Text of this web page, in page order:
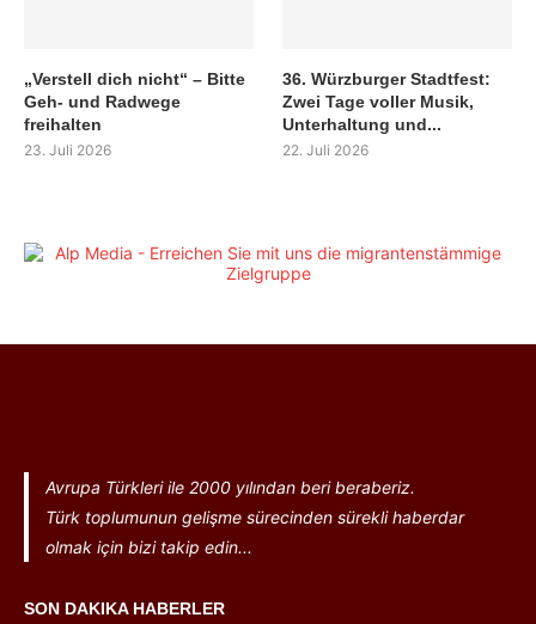
„Verstell dich nicht“ – Bitte
Geh- und Radwege
freihalten
23. Juli 2026
36. Würzburger Stadtfest:
Zwei Tage voller Musik,
Unterhaltung und...
22. Juli 2026
Avrupa Türkleri ile 2000 yılından beri beraberiz.
Türk toplumunun gelişme sürecinden sürekli haberdar
olmak için bizi takip edin...
SON DAKIKA HABERLER